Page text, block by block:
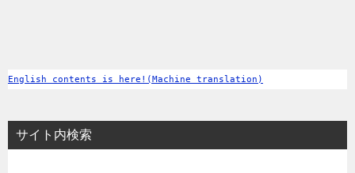
English contents is here!(Machine translation)
サイト内検索